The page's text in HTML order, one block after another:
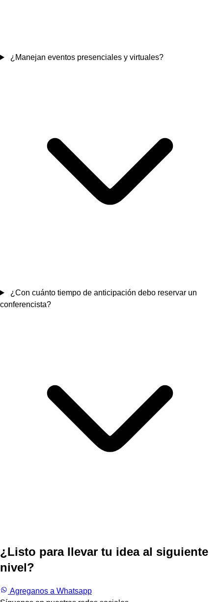
¿Manejan eventos presenciales y virtuales?
¿Con cuánto tiempo de anticipación debo reservar un
conferencista?
¿Listo para llevar tu idea al siguiente
nivel?
Agreganos a Whatsapp